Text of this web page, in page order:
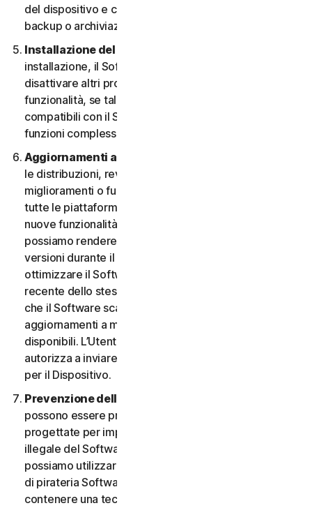
del dispositivo e conservare l’originale solo per fini di
backup o archiviazione.
Installazione del software.
installazione, il Software potrebbe disinstallare o
disattivare altri prodotti per la sicurezza, o le relative
funzionalità, se tali prodotti o funzionalità non sono
compatibili con il Software o allo scopo di migliorare le
funzioni complessive del Software.
Aggiornamenti automatici dei contenuti.
le distribuzioni, revisioni, aggiornamenti,
miglioramenti o funzionalità saranno disponibili su
tutte le piattaforme. L’Utente ha il diritto di ricevere
nuove funzionalità e versioni del Software non appena
possiamo rendere disponibili tali funzionalità e
versioni durante il Periodo del Servizio. Al fine di
ottimizzare il Software e di ottenere la versione più
recente dello stesso, l’Utente accetta la possibilità
che il Software scarichi e installi nuove versioni e
aggiornamenti a mano a mano che li rendiamo
disponibili. L’Utente accetta inoltre di ricevere e ci
autorizza a inviare le nuove versioni e aggiornamenti
per il Dispositivo.
Prevenzione della pirateria software.
possono essere presenti misure tecnologiche
progettate per impedire l’utilizzo senza licenza o
illegale del Software. L’Utente accetta che noi
possiamo utilizzare tali misure per proteggerci da atti
di pirateria Software (ad esempio, il Software può
contenere una tecnologia di applicazione che limita la